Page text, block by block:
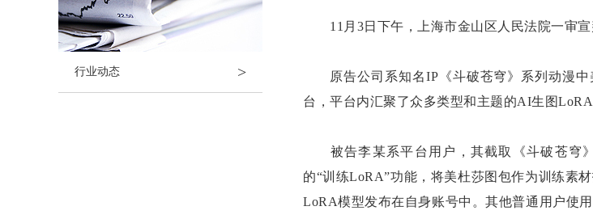
行业动态 >
11月3日下午，上海市金山区人民法院一审
原告公司系知名IP《斗破苍穹》系列动漫
台，平台内汇聚了众多类型和主题的AI生图
被告李某系平台用户，其截取《斗破苍穹
的“训练LoRA”功能，将美杜莎图包作为训练素
LoRA模型发布在自身账号中。其他普通用户使